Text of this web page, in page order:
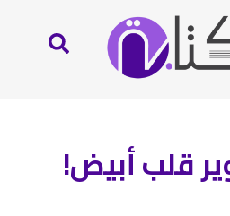
قلب أبيض!